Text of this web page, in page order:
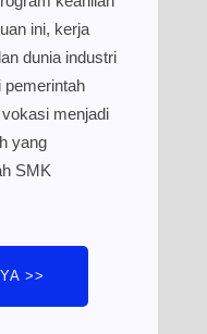
ini, kerja
dunia industri
pemerintah
menjadi
yang
SMK
>>